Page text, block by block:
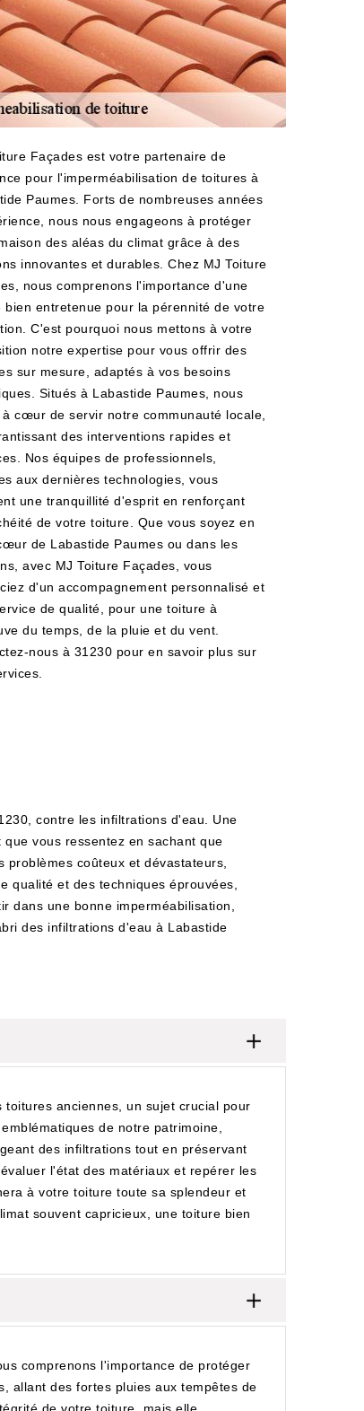
Façades est votre partenaire de
pour l'imperméabilisation de toitures à
Paumes. Forts de nombreuses années
nous nous engageons à protéger
des aléas du climat grâce à des
innovantes et durables. Chez MJ Toiture
nous comprenons l'importance d'une
bien entretenue pour la pérennité de votre
C'est pourquoi nous mettons à votre
notre expertise pour vous offrir des
sur mesure, adaptés à vos besoins
Situés à Labastide Paumes, nous
à cœur de servir notre communauté locale,
des interventions rapides et
Nos équipes de professionnels,
aux dernières technologies, vous
une tranquillité d'esprit en renforçant
de votre toiture. Que vous soyez en
de Labastide Paumes ou dans les
avec MJ Toiture Façades, vous
d'un accompagnement personnalisé et
de qualité, pour une toiture à
du temps, de la pluie et du vent.
nous à 31230 pour en savoir plus sur
contre les infiltrations d'eau. Une
vous ressentez en sachant que
coûteux et dévastateurs,
qualité et des techniques éprouvées,
dans une bonne imperméabilisation,
des infiltrations d'eau à Labastide
anciennes, un sujet crucial pour
de notre patrimoine,
des infiltrations tout en préservant
l'état des matériaux et repérer les
à votre toiture toute sa splendeur et
souvent capricieux, une toiture bien
comprenons l'importance de protéger
allant des fortes pluies aux tempêtes de